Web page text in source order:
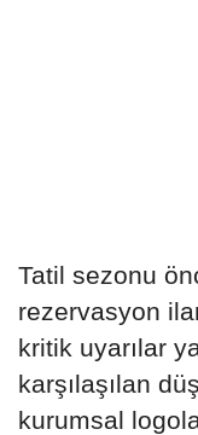
Tatil sezonu
rezervasyon
kritik uyarılar
karşılaşılan
kurumsal